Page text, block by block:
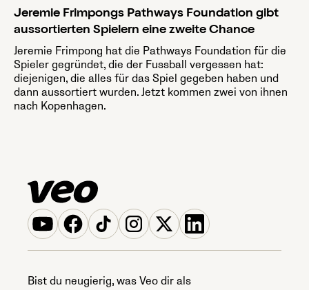
Jeremie Frimpongs Pathways Foundation gibt
aussortierten Spielern eine zweite Chance
Jeremie Frimpong hat die Pathways Foundation für die
Spieler gegründet, die der Fussball vergessen hat:
diejenigen, die alles für das Spiel gegeben haben und
dann aussortiert wurden. Jetzt kommen zwei von ihnen
nach Kopenhagen.
Bist du neugierig, was Veo dir als